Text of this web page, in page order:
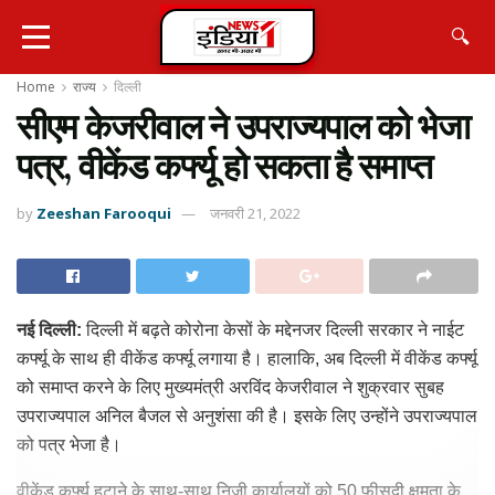
🔍
Home राज्य दिल्ली
सीएम केजरीवाल ने उपराज्यपाल को भेजा
पत्र, वीकेंड कर्फ्यू हो सकता है समाप्त
by Zeeshan Farooqui जनवरी 21, 2022
नई दिल्ली: दिल्ली में बढ़ते कोरोना केसों के मद्देनजर दिल्ली सरकार ने नाईट
कर्फ्यू के साथ ही वीकेंड कर्फ्यू लगाया है। हालाकि, अब दिल्ली में वीकेंड कर्फ्यू
को समाप्त करने के लिए मुख्यमंत्री अरविंद केजरीवाल ने शुक्रवार सुबह
उपराज्यपाल अनिल बैजल से अनुशंसा की है। इसके लिए उन्होंने उपराज्यपाल
को पत्र भेजा है।
वीकेंड कर्फ्यू हटाने के साथ-साथ निजी कार्यालयों को 50 फीसदी क्षमता के